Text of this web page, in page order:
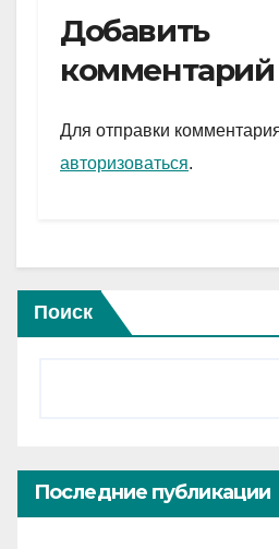
e
gr
a
m
er
s
A
p
Добавить
комментарий
Для отправки
авторизоваться.
Поиск
Последние публикации